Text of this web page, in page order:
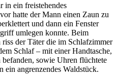
in ein freistehendes
hatte der Mann einen Zaun zu
und dann ein Fenster
umlegen konnte. Beim
der Täter die im Schlafzimmer
Schlaf – mit einer Handtasche,
sowie Uhren flüchtete
ein angrenzendes Waldstück.